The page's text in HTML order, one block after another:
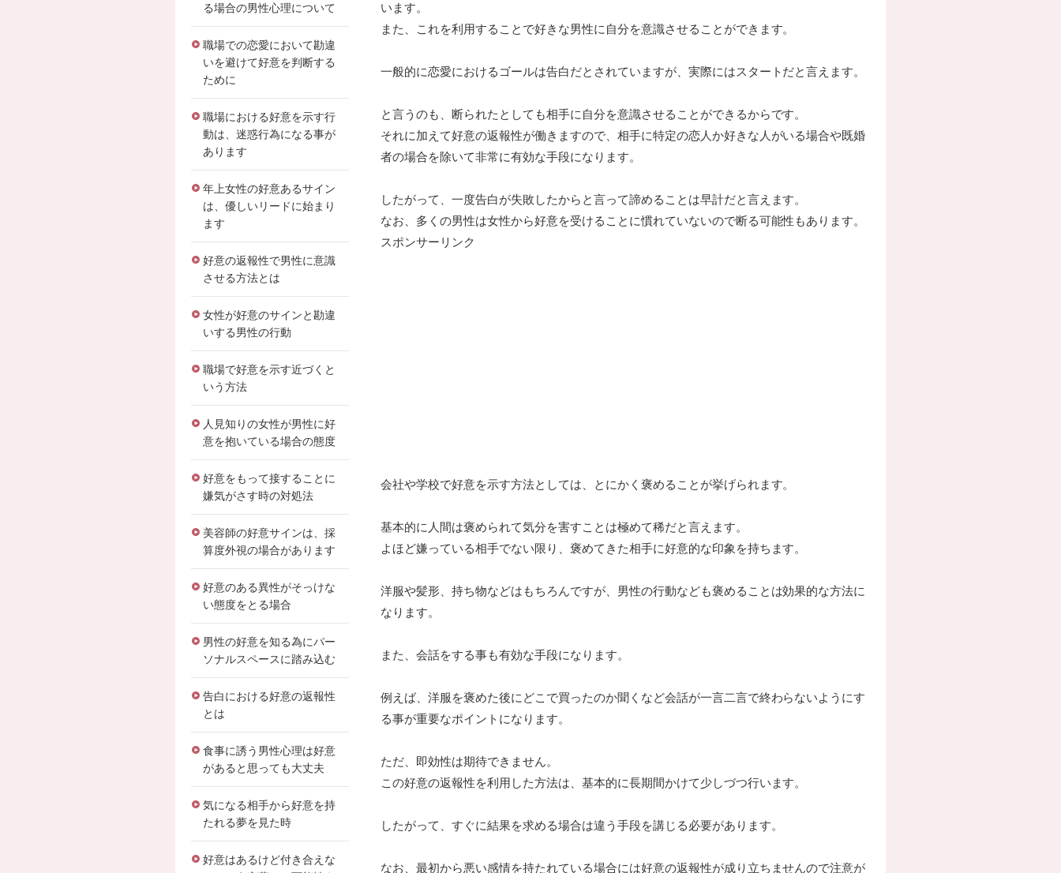
います。
また、これを利用することで好きな男性に自分を意識させることができます。
一般的に恋愛におけるゴールは告白だとされていますが、実際にはスタートだと言えます。
と言うのも、断られたとしても相手に自分を意識させることができるからです。
それに加えて好意の返報性が働きますので、相手に特定の恋人か好きな人がいる場合や既婚
者の場合を除いて非常に有効な手段になります。
したがって、一度告白が失敗したからと言って諦めることは早計だと言えます。
なお、多くの男性は女性から好意を受けることに慣れていないので断る可能性もあります。
スポンサーリンク
会社や学校で好意を示す方法としては、とにかく褒めることが挙げられます。
基本的に人間は褒められて気分を害すことは極めて稀だと言えます。
よほど嫌っている相手でない限り、褒めてきた相手に好意的な印象を持ちます。
洋服や髪形、持ち物などはもちろんですが、男性の行動なども褒めることは効果的な方法に
なります。
また、会話をする事も有効な手段になります。
例えば、洋服を褒めた後にどこで買ったのか聞くなど会話が一言二言で終わらないようにす
る事が重要なポイントになります。
ただ、即効性は期待できません。
この好意の返報性を利用した方法は、基本的に長期間かけて少しづつ行います。
したがって、すぐに結果を求める場合は違う手段を講じる必要があります。
なお、最初から悪い感情を持たれている場合には好意の返報性が成り立ちませんので注意が
る場合の男性心理について
職場での恋愛において勘違
いを避けて好意を判断する
ために
職場における好意を示す行
動は、迷惑行為になる事が
あります
年上女性の好意あるサイン
は、優しいリードに始まり
ます
好意の返報性で男性に意識
させる方法とは
女性が好意のサインと勘違
いする男性の行動
職場で好意を示す近づくと
いう方法
人見知りの女性が男性に好
意を抱いている場合の態度
好意をもって接することに
嫌気がさす時の対処法
美容師の好意サインは、採
算度外視の場合があります
好意のある異性がそっけな
い態度をとる場合
男性の好意を知る為にパー
ソナルスペースに踏み込む
告白における好意の返報性
とは
食事に誘う男性心理は好意
があると思っても大丈夫
気になる相手から好意を持
たれる夢を見た時
好意はあるけど付き合えな